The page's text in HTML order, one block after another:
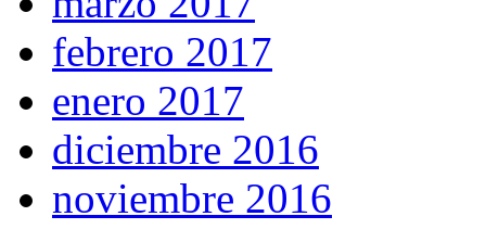
febrero 2017
enero 2017
diciembre 2016
noviembre 2016